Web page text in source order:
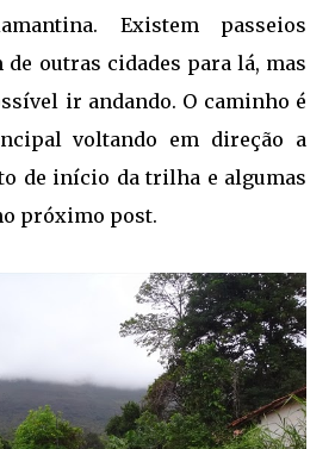
Existem passeios
de outras cidades para lá, mas
ir andando. O caminho é
voltando em direção a
de início da trilha e algumas
próximo post.